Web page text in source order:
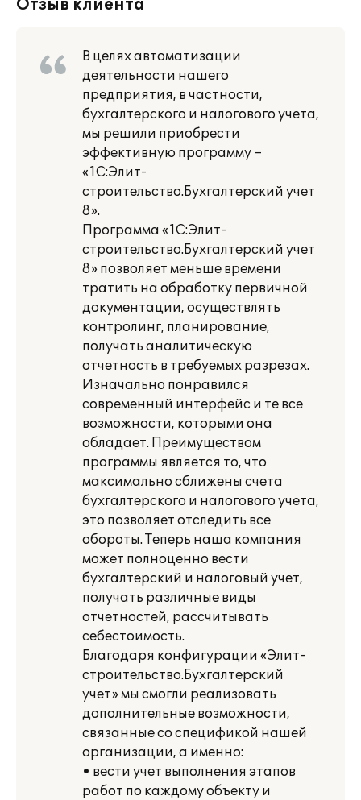
Отзыв клиента
В целях автоматизации
деятельности нашего
предприятия, в частности,
бухгалтерского и налогового учета,
мы решили приобрести
эффективную программу –
«1С:Элит-
строительство.Бухгалтерский учет
8».
Программа «1С:Элит-
строительство.Бухгалтерский учет
8» позволяет меньше времени
тратить на обработку первичной
документации, осуществлять
контролинг, планирование,
получать аналитическую
отчетность в требуемых разрезах.
Изначально понравился
современный интерфейс и те все
возможности, которыми она
обладает. Преимуществом
программы является то, что
максимально сближены счета
бухгалтерского и налогового учета,
это позволяет отследить все
обороты. Теперь наша компания
может полноценно вести
бухгалтерский и налоговый учет,
получать различные виды
отчетностей, рассчитывать
себестоимость.
Благодаря конфигурации «Элит-
строительство.Бухгалтерский
учет» мы смогли реализовать
дополнительные возможности,
связанные со спецификой нашей
организации, а именно:
• вести учет выполнения этапов
работ по каждому объекту и